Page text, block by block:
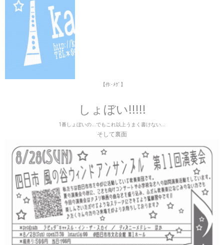
【作･ﾒｸﾞ】
しょぼい!!!!!
1番しょぼいの…でもこれ以上うまく書けない…
そして裏面